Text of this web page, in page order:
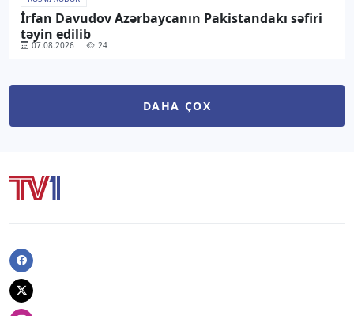
İrfan Davudov Azərbaycanın Pakistandakı səfiri
təyin edilib
07.08.2026 24
DAHA ÇOX
Facebook
Twitter